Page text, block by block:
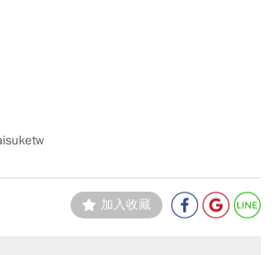
加入收藏